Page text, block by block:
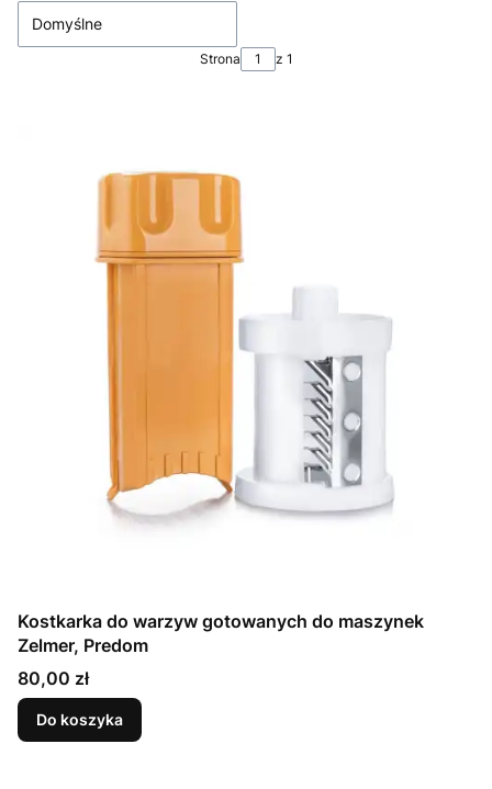
Domyślne
Strona z 1
Kostkarka do warzyw gotowanych do maszynek
Zelmer, Predom
Cena
80,00 zł
Do koszyka